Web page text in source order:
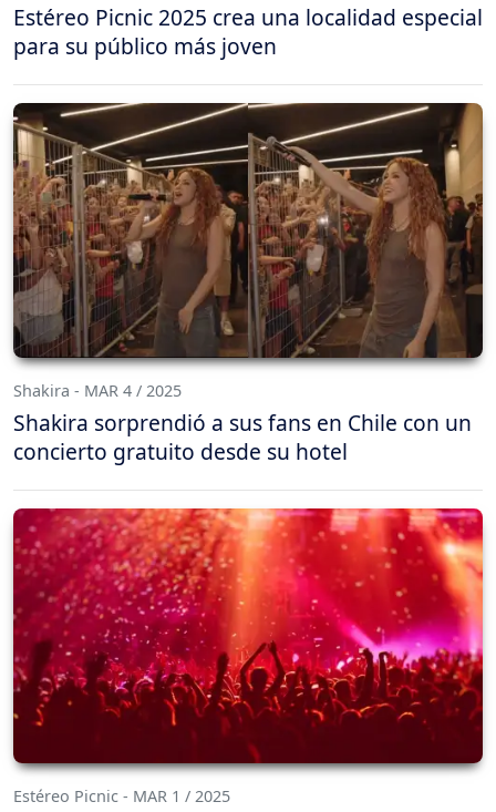
Estéreo Picnic 2025 crea una localidad especial
para su público más joven
Shakira - MAR 4 / 2025
Shakira sorprendió a sus fans en Chile con un
concierto gratuito desde su hotel
Estéreo Picnic - MAR 1 / 2025